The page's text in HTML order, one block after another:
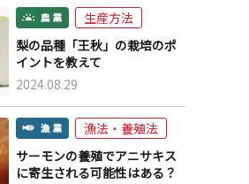
生産方法
梨の品種「王秋」の栽培のポ
イントを教えて
2024.08.29
漁法・養殖法
サーモンの養殖でアニサキス
に寄生される可能性はある？